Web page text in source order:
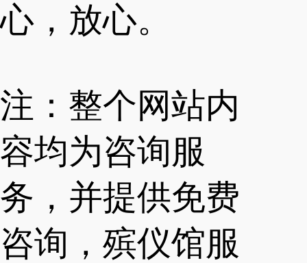
心，放心。
注：整个网站内
容均为咨询服
务，并提供免费
咨询，殡仪馆服